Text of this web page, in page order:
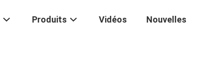
Produits Vidéos Nouvelles